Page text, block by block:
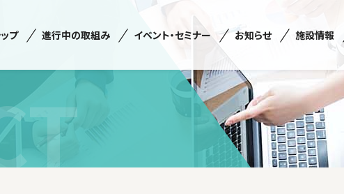
プ 進行中の取組み イベント・セミナー お知らせ 施設情報